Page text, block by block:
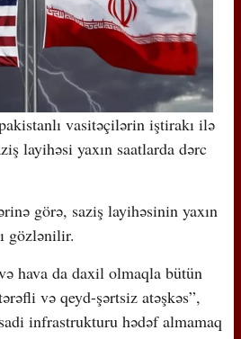
vasitəçilərin iştirakı ilə
layihəsi yaxın saatlarda dərc
görə, saziş layihəsinin yaxın
gözlənilir.
hava da daxil olmaqla bütün
və qeyd-şərtsiz atəşkəs”,
infrastrukturu hədəf almamaq